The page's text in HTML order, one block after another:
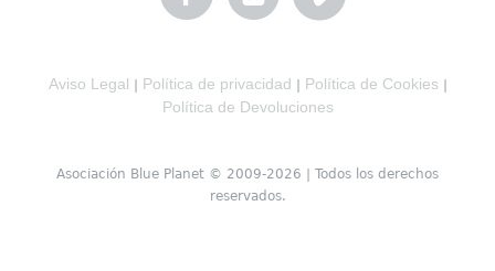
Aviso Legal | Política de privacidad | Política de Cookies |
Política de Devoluciones
Asociación Blue Planet © 2009-2026 | Todos los derechos
reservados.